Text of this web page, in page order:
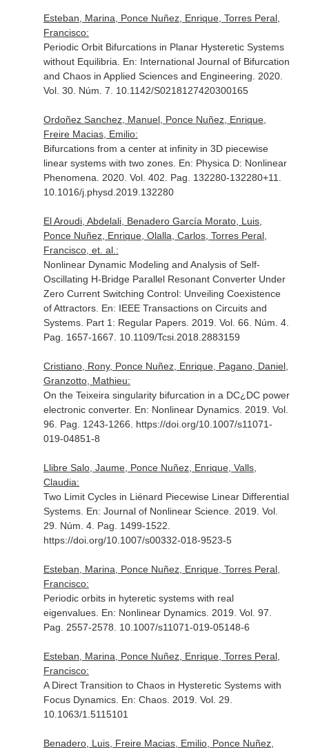
Esteban, Marina, Ponce Nuñez, Enrique, Torres Peral,
Francisco:
Periodic Orbit Bifurcations in Planar Hysteretic Systems
without Equilibria. En: International Journal of Bifurcation
and Chaos in Applied Sciences and Engineering . 2020.
Vol. 30. Núm. 7. 10.1142/S0218127420300165
Ordoñez Sanchez, Manuel, Ponce Nuñez, Enrique,
Freire Macias, Emilio:
Bifurcations from a center at infinity in 3D piecewise
linear systems with two zones. En: Physica D: Nonlinear
Phenomena . 2020. Vol. 402. Pag. 132280-132280+11.
10.1016/j.physd.2019.132280
El Aroudi, Abdelali, Benadero García Morato, Luis,
Ponce Nuñez, Enrique, Olalla, Carlos, Torres Peral,
Francisco, et. al.:
Nonlinear Dynamic Modeling and Analysis of Self-
Oscillating H-Bridge Parallel Resonant Converter Under
Zero Current Switching Control: Unveiling Coexistence
of Attractors. En: IEEE Transactions on Circuits and
Systems. Part 1: Regular Papers. 2019. Vol. 66. Núm. 4.
Pag. 1657-1667. 10.1109/Tcsi.2018.2883159
Cristiano, Rony, Ponce Nuñez, Enrique, Pagano, Daniel,
Granzotto, Mathieu:
On the Teixeira singularity bifurcation in a DC¿DC power
electronic converter. En: Nonlinear Dynamics. 2019. Vol.
96. Pag. 1243-1266. https://doi.org/10.1007/s11071-
019-04851-8
Llibre Salo, Jaume, Ponce Nuñez, Enrique, Valls,
Claudia:
Two Limit Cycles in Liénard Piecewise Linear Differential
Systems. En: Journal of Nonlinear Science. 2019. Vol.
29. Núm. 4. Pag. 1499-1522.
https://doi.org/10.1007/s00332-018-9523-5
Esteban, Marina, Ponce Nuñez, Enrique, Torres Peral,
Francisco:
Periodic orbits in hyteretic systems with real
eigenvalues. En: Nonlinear Dynamics. 2019. Vol. 97.
Pag. 2557-2578. 10.1007/s11071-019-05148-6
Esteban, Marina, Ponce Nuñez, Enrique, Torres Peral,
Francisco:
A Direct Transition to Chaos in Hysteretic Systems with
Focus Dynamics. En: Chaos. 2019. Vol. 29.
10.1063/1.5115101
Benadero, Luis, Freire Macias, Emilio, Ponce Nuñez,